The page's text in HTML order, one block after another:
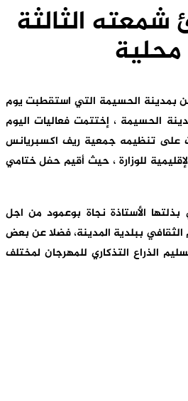
الثالثة
بمدينة الحسيمة التي استقطبت يوم
الحسيمة ، إختتمت فعاليات اليوم
على تنظيمهجمعية ريف اكسبريانس
للوزارة ، حيث أقيم حفل ختامي
الأستاذة نجاة بوعمود من اجل
ببلدية المدينة، فضلا عن بعض
الذراع التذكاري للمهرجان لمختلف